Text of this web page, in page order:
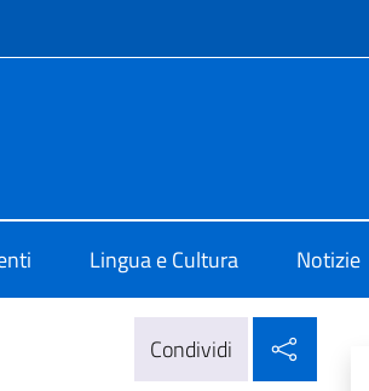
Lingua e Cultura Notizie
Condividi